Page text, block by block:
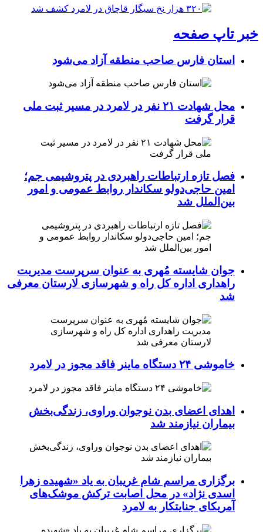
خبر تاپ صفحه
استان فارس صاحب منطقه آزاد می‌شود
محل شهادت ۲۱ نفر در لامرد در مسیر ثبت ملی
قرار گرفت
فصل تازه ارتباطات راهبردی در پتروشیمی جم؛
امین حاجی‌دولو سکاندار روابط عمومی و امور
بین‌الملل شد
جوان شایسته مُهری به عنوان سرپرست مدیریت
راهداری اداره کل راه و شهرسازی لارستان معرفی
شد
خاموشی ۲۴ دستگاه ماینر فاقد مجوز در لامرد
اهدای اعضای بدن نوجوان وراوی، زندگی‌بخش
بیماران نیازمند شد
برگزاری مراسم شام غریبان به یاد «شهیده زهرا
اسدی نژاد» در محل اصابت ترکش موشک‌های
آمریکای جنایتکار به لامرد